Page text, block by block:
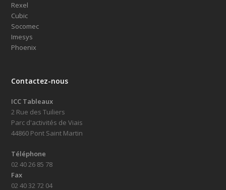
Rexel
Cubic
Socomec
Imesys
Phoenix
Contactez-nous
ICC Tableaux
2 Rue des Tuiliers
Parc d'activités de Viais
44860 Pont Saint Martin
Téléphone
02 40 26 85 78
Fax
02 40 32 72 04